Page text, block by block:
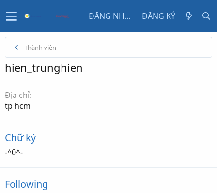
ĐĂNG NHẬP ĐĂNG KÝ
Thành viên
hien_trunghien
Địa chỉ
tp hcm
Chữ ký
-^0^-
Following